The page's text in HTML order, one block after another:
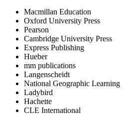
Macmillan Education
Oxford University Press
Pearson
Cambridge University Press
Express Publishing
Hueber
mm publications
Langenscheidt
National Geographic Learning
Ladybird
Hachette
CLE International